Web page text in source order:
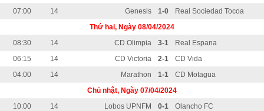
07:00
14 Genesis 1-0
Real Sociedad Tocoa
Thứ hai, Ngày 08/04/2024
08:30
14 CD Olimpia 3-1
Real Espana
06:15
14 CD Victoria 2-1
CD Vida
04:00
14 Marathon 1-1
CD Motagua
Chủ nhật, Ngày 07/04/2024
10:00
14 Lobos UPNFM 0-1
Olancho FC